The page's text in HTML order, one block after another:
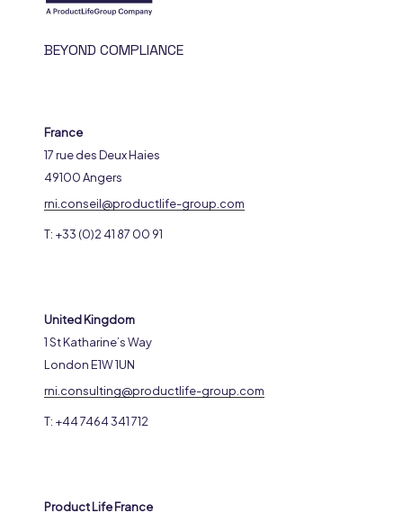
BEYOND COMPLIANCE
France
17 rue des Deux Haies
49100 Angers
rni.conseil@productlife-group.com
T: +33 (0)2 41 87 00 91
United Kingdom
1 St Katharine’s Way
London E1W 1UN
rni.consulting@productlife-group.com
T: +44 7464 341 712
Product Life France